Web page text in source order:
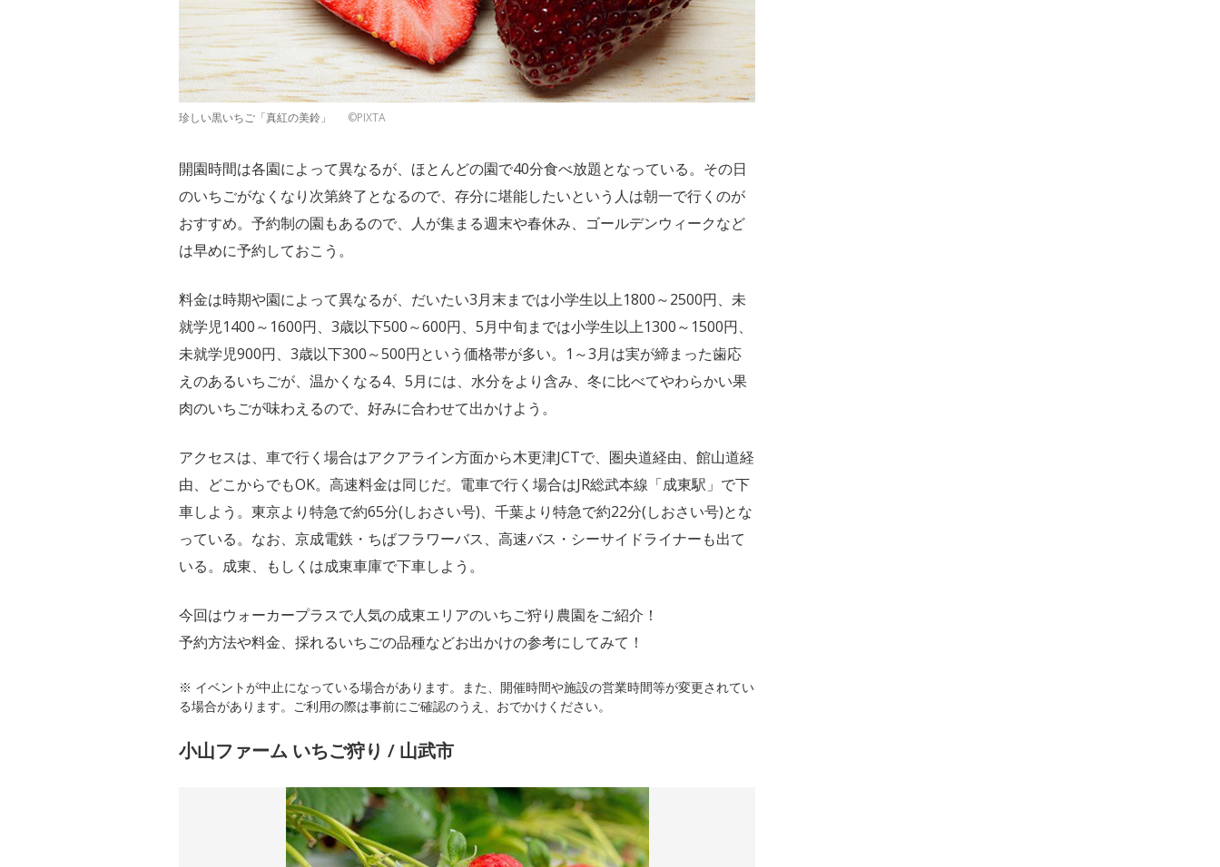
珍しい黒いちご「真紅の美鈴」 ©PIXTA
開園時間は各園によって異なるが、ほとんどの園で40分食べ放題となっている。その日
のいちごがなくなり次第終了となるので、存分に堪能したいという人は朝一で行くのが
おすすめ。予約制の園もあるので、人が集まる週末や春休み、ゴールデンウィークなど
は早めに予約しておこう。
料金は時期や園によって異なるが、だいたい3月末までは小学生以上1800～2500円、未
就学児1400～1600円、3歳以下500～600円、5月中旬までは小学生以上1300～1500円、
未就学児900円、3歳以下300～500円という価格帯が多い。1～3月は実が締まった歯応
えのあるいちごが、温かくなる4、5月には、水分をより含み、冬に比べてやわらかい果
肉のいちごが味わえるので、好みに合わせて出かけよう。
アクセスは、車で行く場合はアクアライン方面から木更津JCTで、圏央道経由、館山道経
由、どこからでもOK。高速料金は同じだ。電車で行く場合はJR総武本線「成東駅」で下
車しよう。東京より特急で約65分(しおさい号)、千葉より特急で約22分(しおさい号)とな
っている。なお、京成電鉄・ちばフラワーバス、高速バス・シーサイドライナーも出て
いる。成東、もしくは成東車庫で下車しよう。
今回はウォーカープラスで人気の成東エリアのいちご狩り農園をご紹介！
予約方法や料金、採れるいちごの品種などお出かけの参考にしてみて！
※ イベントが中止になっている場合があります。また、開催時間や施設の営業時間等が変更されてい
る場合があります。ご利用の際は事前にご確認のうえ、おでかけください。
小山ファーム いちご狩り / 山武市